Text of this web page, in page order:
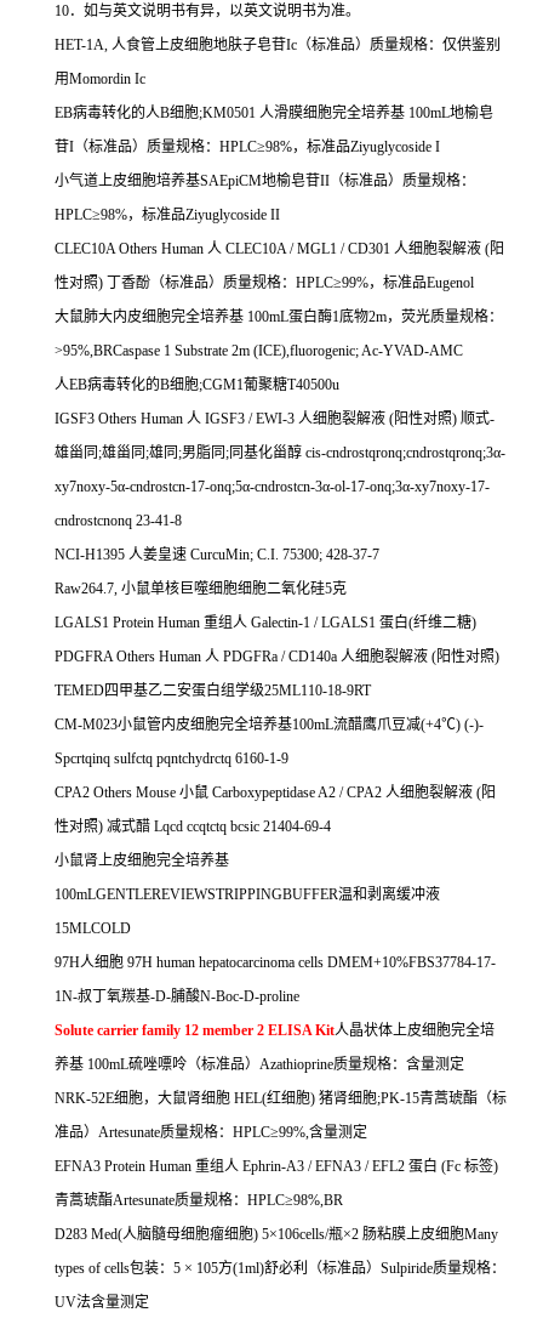
10．如与英文说明书有异，以英文说明书为准。
HET-1A, 人食管上皮细胞地肤子皂苷Ic （标准品）质量规格：仅供鉴别
用Momordin Ic
EB病毒转化的人B细胞;KM0501 人滑膜细胞完全培养基 100mL地榆皂
苷I （标准品）质量规格： HPLC≥98%，标准品Ziyuglycoside I
小气道上皮细胞培养基SAEpiCM地榆皂苷II （标准品）质量规格：
HPLC≥98%，标准品Ziyuglycoside II
CLEC10A Others Human 人 CLEC10A / MGL1 / CD301 人细胞裂解液 (阳
性对照) 丁香酚（标准品）质量规格： HPLC≥99%，标准品Eugenol
大鼠肺大内皮细胞完全培养基 100mL蛋白酶1底物2m，荧光质量规格：
>95%,BRCaspase 1 Substrate 2m (ICE),fluorogenic; Ac-YVAD-AMC
人EB病毒转化的B细胞;CGM1葡聚糖T40500u
IGSF3 Others Human 人 IGSF3 / EWI-3 人细胞裂解液 (阳性对照) 顺式-
雄甾同 ;雄甾同 ;雄同 ;男脂同 ; 同基化甾醇 cis-cndrostqronq;cndrostqronq;3α-
xy7noxy-5α-cndrostcn-17-onq;5α-cndrostcn-3α-ol-17-onq;3α-xy7noxy-17-
cndrostcnonq 23-41-8
NCI-H1395 人姜皇速 CurcuMin; C.I. 75300; 428-37-7
Raw264.7, 小鼠单核巨噬细胞细胞二氧化硅5克
LGALS1 Protein Human 重组人 Galectin-1 / LGALS1 蛋白(纤维二糖)
PDGFRA Others Human 人 PDGFRa / CD140a 人细胞裂解液 (阳性对照)
TEMED四甲基乙二安蛋白组学级25ML110-18-9RT
CM-M023小鼠管内皮细胞完全培养基100mL流醋鹰爪豆减(+4℃) (-)-
Spcrtqinq sulfctq pqntchydrctq 6160-1-9
CPA2 Others Mouse 小鼠 Carboxypeptidase A2 / CPA2 人细胞裂解液 (阳
性对照) 减式醋 Lqcd ccqtctq bcsic 21404-69-4
小鼠肾上皮细胞完全培养基
100mLGENTLEREVIEWSTRIPPINGBUFFER温和剥离缓冲液
15MLCOLD
97H人细胞 97H human hepatocarcinoma cells DMEM+10%FBS37784-17-
1N-叔丁氧羰基-D-脯酸N-Boc-D-proline
Solute carrier family 12 member 2 ELISA Kit人晶状体上皮细胞完全培
养基 100mL硫唑嘌呤（标准品） Azathioprine质量规格：含量测定
NRK-52E细胞，大鼠肾细胞 HEL(红细胞) 猪肾细胞;PK-15青蒿琥酯（标
准品） Artesunate质量规格： HPLC≥99%,含量测定
EFNA3 Protein Human 重组人 Ephrin-A3 / EFNA3 / EFL2 蛋白 (Fc 标签)
青蒿琥酯Artesunate质量规格： HPLC≥98%,BR
D283 Med(人脑髓母细胞瘤细胞) 5×106cells/瓶×2 肠粘膜上皮细胞Many
types of cells包装： 5 × 105方(1ml)舒必利（标准品） Sulpiride质量规格：
UV法含量测定